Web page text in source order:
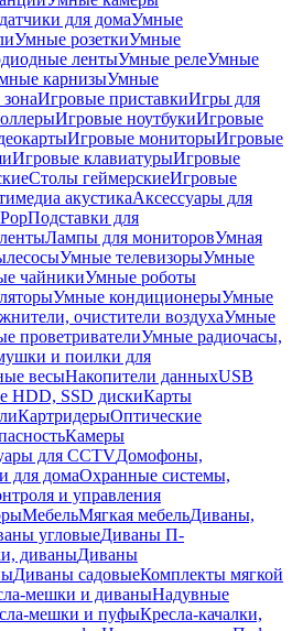
для домаУмные
Умные розеткиУмные
лентыУмные релеУмные
карнизыУмные
Игровые приставкиИгры для
Игровые ноутбукиИгровые
Игровые мониторыИгровые
Игровые клавиатурыИгровые
Столы геймерскиеИгровые
акустикаАксессуары для
Подставки для
Лампы для мониторовУмная
Умные телевизорыУмные
чайникиУмные роботы
Умные кондиционерыУмные
очистители воздухаУмные
проветривателиУмные радиочасы,
и поилки для
весыНакопители данныхUSB
HDD, SSD дискиКарты
КартридерыОптические
Камеры
для CCTVДомофоны,
для домаОхранные системы,
и управления
МебельМягкая мебельДиваны,
угловыеДиваны П-
диваныДиваны
Диваны садовыеКомплекты мягкой
мешки и диваныНадувные
мешки и пуфыКресла-качалки,